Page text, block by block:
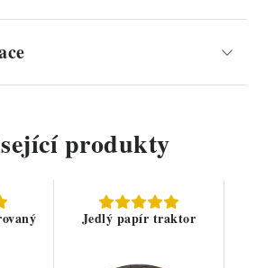
produkty
Jedlý papír traktor